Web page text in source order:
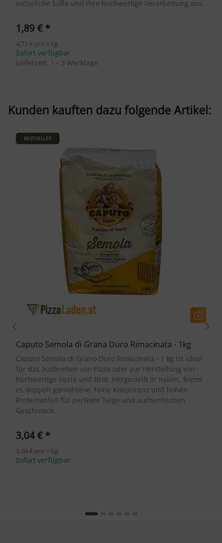
natürliche Süße und ihre hochwertige Verarbeitung aus.
1,89 € *
4,73 € pro 1 kg
Sofort verfügbar
Lieferzeit: 1 - 3 Werktage
Kunden kauften dazu folgende Artikel:
BESTSELLER
Caputo Semola di Grana Duro Rimacinata - 1kg
Caputo Semola di Grano Duro Rimacinata - 1 kg ist ideal
für das ausbreiten von Pizza oder zur Herstellung von
hochwertige Pasta und Brot. Hergestellt in Italien, bietet
es doppelt gemahlene, feine Konsistenz und hohen
Proteinanteil für perfekte Teige und authentischen
Geschmack.
3,04 € *
3,04 € pro 1 kg
Sofort verfügbar